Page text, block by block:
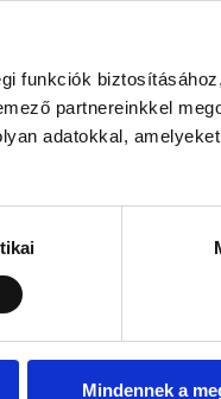
funkciók
partnereinkkel
adatokkal,
Mindennek a